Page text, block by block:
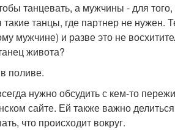
танцевать, а мужчины - для
танцы, где партнер не нужен.
мужчине) и разве это не
живота?
поливе.
нужно обсудить с кем-то
сайте. Ей также важно
что происходит вокруг.